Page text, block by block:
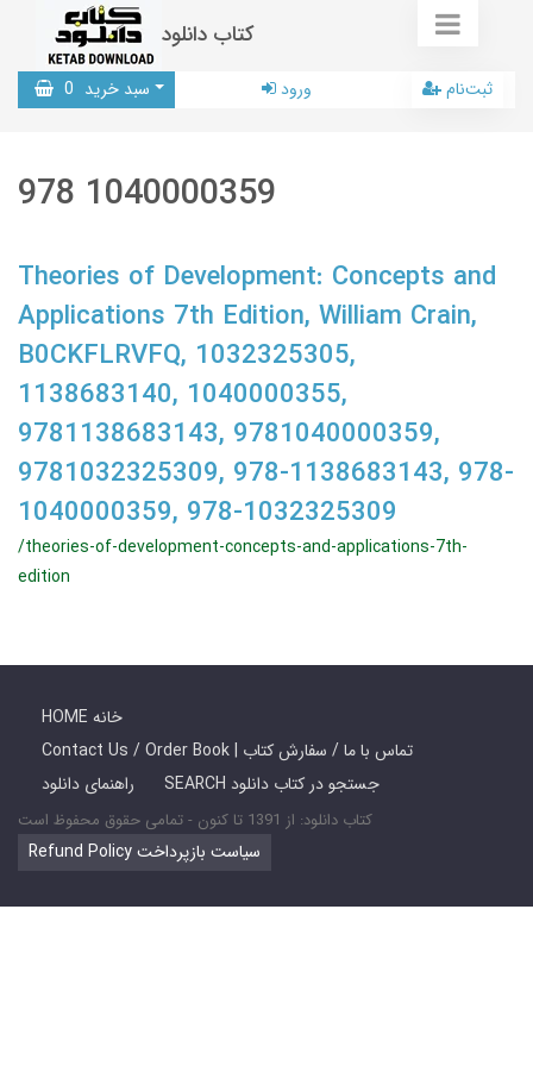
کتاب دانلود
سبد خرید 0 ورود ثبت‌نام
978 1040000359
Theories of Development: Concepts and
Applications 7th Edition, William Crain,
B0CKFLRVFQ, 1032325305,
1138683140, 1040000355,
9781138683143, 9781040000359,
9781032325309, 978-1138683143, 978-
1040000359, 978-1032325309
/theories-of-development-concepts-and-applications-7th-
edition
HOME خانه
Contact Us / Order Book | تماس با ما / سفارش کتاب
راهنمای دانلود
SEARCH جستجو در کتاب دانلود
کتاب دانلود: از 1391 تا کنون - تمامی حقوق محفوظ است
Refund Policy سیاست بازپرداخت